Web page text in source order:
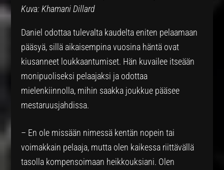
Kuva: Khamani Dillard
Daniel odottaa tulevalta kaudelta eniten pelaamaan
pääsyä, sillä aikaisempina vuosina häntä ovat
kiusanneet loukkaantumiset. Hän kuvailee itseään
monipuoliseksi pelaajaksi ja odottaa
mielenkiinnolla, mihin saakka joukkue pääsee
mestaruusjahdissa.
– En ole missään nimessä kentän nopein tai
voimakkain pelaaja, mutta olen kaikessa riittävällä
tasolla kompensoimaan heikkouksiani. Olen